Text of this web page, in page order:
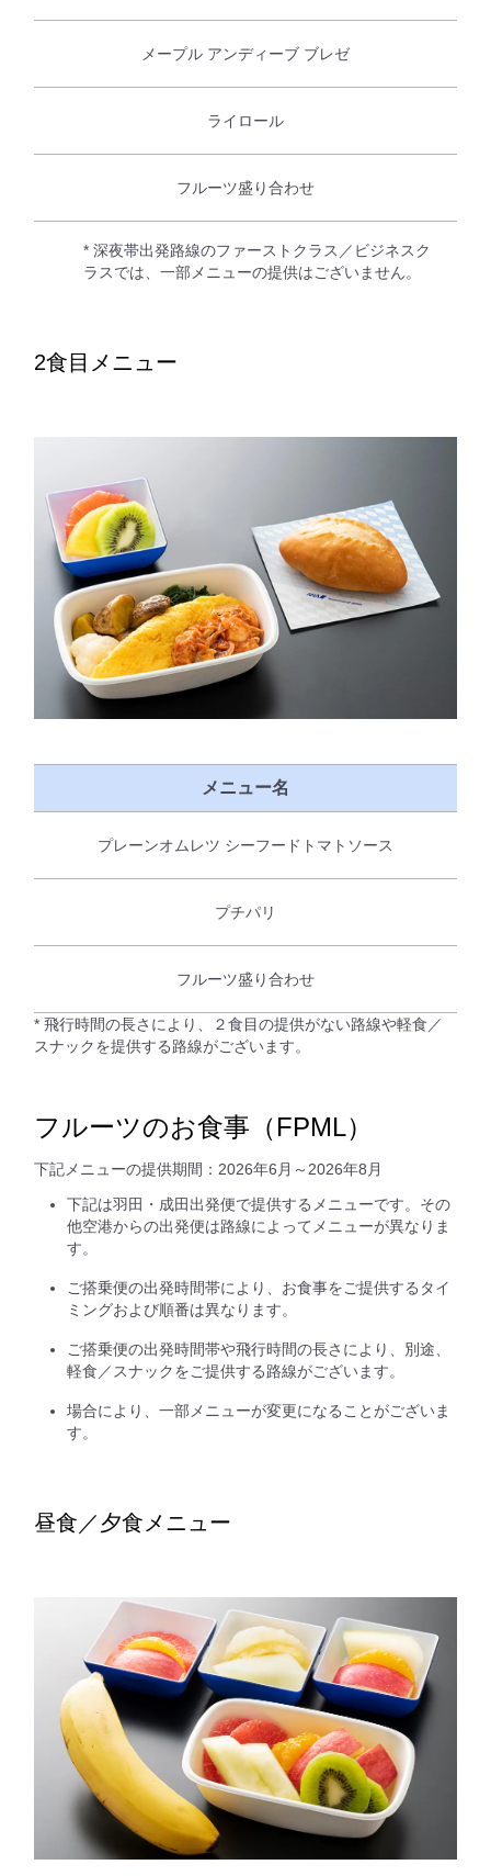
メープル アンディーブ ブレゼ
ライロール
フルーツ盛り合わせ
* 深夜帯出発路線のファーストクラス／ビジネスク
ラスでは、一部メニューの提供はございません。
2食目メニュー
メニュー名
プレーンオムレツ シーフードトマトソース
プチパリ
フルーツ盛り合わせ
* 飛行時間の長さにより、２食目の提供がない路線や軽食／
スナックを提供する路線がございます。
フルーツのお食事（FPML）
下記メニューの提供期間：2026年6月～2026年8月
下記は羽田・成田出発便で提供するメニューです。その
他空港からの出発便は路線によってメニューが異なりま
す。
ご搭乗便の出発時間帯により、お食事をご提供するタイ
ミングおよび順番は異なります。
ご搭乗便の出発時間帯や飛行時間の長さにより、別途、
軽食／スナックをご提供する路線がございます。
場合により、一部メニューが変更になることがございま
す。
昼食／夕食メニュー